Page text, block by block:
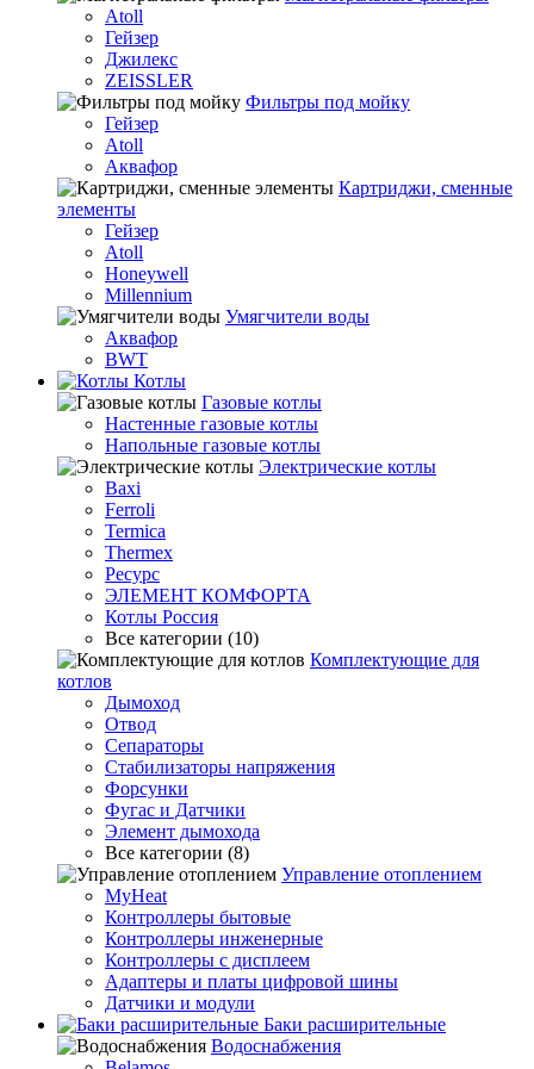
Atoll
Гейзер
Джилекс
ZEISSLER
Фильтры под мойку
Гейзер
Atoll
Аквафор
Картриджи, сменные
элементы
Гейзер
Atoll
Honeywell
Millennium
Умягчители воды
Аквафор
BWT
Котлы
Гaзовые котлы
Настенные газовые котлы
Напольные газовые котлы
Электрические котлы
Baxi
Ferroli
Termica
Thermex
Ресурс
ЭЛЕМЕНТ КОМФОРТА
Котлы Россия
Все категории (10)
Комплектующие для
котлов
Дымоход
Отвод
Сепараторы
Стабилизаторы напряжения
Форсунки
Фугас и Датчики
Элемент дымохода
Все категории (8)
Управление отоплением
MyHeat
Контроллеры бытовые
Контроллеры инженерные
Контроллеры с дисплеем
Адаптеры и платы цифровой шины
Датчики и модули
Баки расширительные
Водоснабжения